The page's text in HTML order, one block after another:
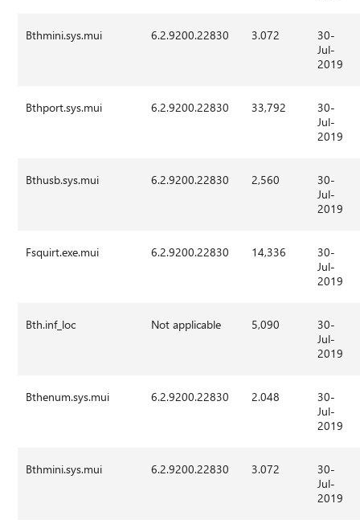
Bthmini.sys.mui 6.2.9200.22830 3.072
30-
Jul-
2019
Bthport.sys.mui 6.2.9200.22830 33,792
30-
Jul-
2019
Bthusb.sys.mui 6.2.9200.22830 2,560
30-
Jul-
2019
Fsquirt.exe.mui 6.2.9200.22830 14,336
30-
Jul-
2019
Bth.inf_loc Not applicable 5,090
30-
Jul-
2019
Bthenum.sys.mui 6.2.9200.22830 2.048
30-
Jul-
2019
Bthmini.sys.mui 6.2.9200.22830 3.072
30-
Jul-
2019